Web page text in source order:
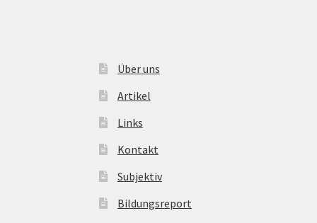
Über uns
Artikel
Links
Kontakt
Subjektiv
Bildungsreport